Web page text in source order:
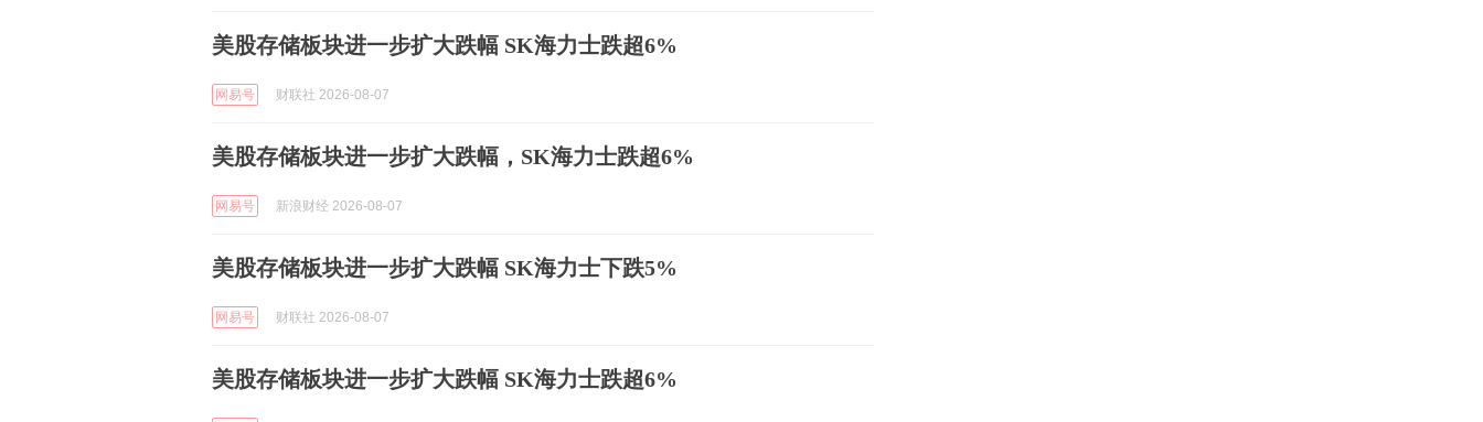
美股存储板块进一步扩大跌幅 SK海力士跌超6%
网易号 财联社 2026-08-07
美股存储板块进一步扩大跌幅，SK海力士跌超6%
网易号 新浪财经 2026-08-07
美股存储板块进一步扩大跌幅 SK海力士下跌5%
网易号 财联社 2026-08-07
美股存储板块进一步扩大跌幅 SK海力士跌超6%